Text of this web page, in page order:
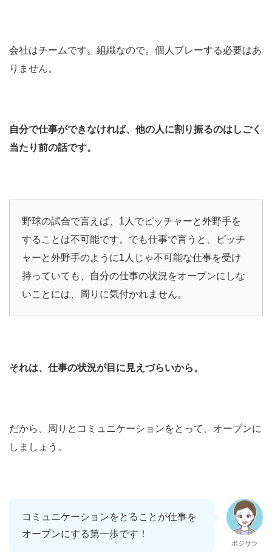
会社はチームです。組織なので。個人プレーする必要はあ
りません。
自分で仕事ができなければ、他の人に割り振るのはしごく
当たり前の話です。
野球の試合で言えば、1人でピッチャーと外野手を
することは不可能です。でも仕事で言うと、ピッチ
ャーと外野手のように1人じゃ不可能な仕事を受け
持っていても、自分の仕事の状況をオープンにしな
いことには、周りに気付かれません。
それは、仕事の状況が目に見えづらいから。
だから、周りとコミュニケーションをとって、オープンに
しましょう。
コミュニケーションをとることが仕事を
オープンにする第一歩です！
ポジサラ